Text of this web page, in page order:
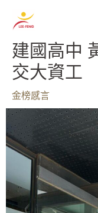
建國高中
交大資工
金榜感言